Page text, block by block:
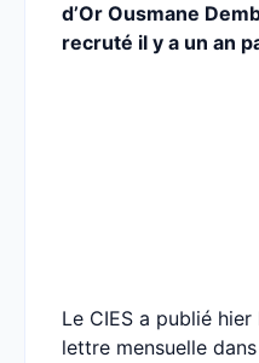
d’Or Ousmane
recruté il y a un an
Le CIES a publié
lettre mensuelle